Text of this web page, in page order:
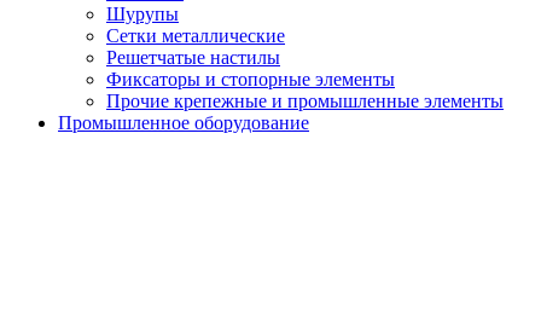
Шурупы
Сетки металлические
Решетчатые настилы
Фиксаторы и стопорные элементы
Прочие крепежные и промышленные элементы
Промышленное оборудование